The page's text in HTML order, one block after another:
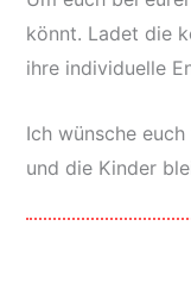
könnt. Ladet die
ihre individuelle
Ich wünsche
und die Kinder